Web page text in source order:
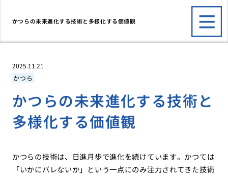
かつらの未来進化する技術と多様化する価値観
2025.11.21
かつら
かつらの未来進化する技術と
多様化する価値観
かつらの技術は、日進月歩で進化を続けています。かつては
「いかにバレないか」という一点にのみ注力されてきた技術